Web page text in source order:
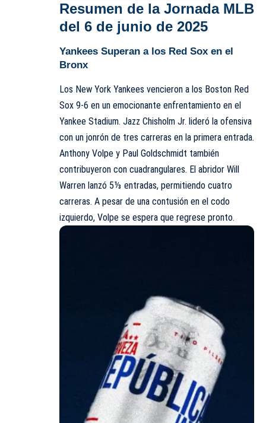
Resumen de la Jornada MLB
del 6 de junio de 2025
Yankees Superan a los Red Sox en el
Bronx
Los New York Yankees vencieron a los Boston Red
Sox 9-6 en un emocionante enfrentamiento en el
Yankee Stadium. Jazz Chisholm Jr. lideró la ofensiva
con un jonrón de tres carreras en la primera entrada.
Anthony Volpe y Paul Goldschmidt también
contribuyeron con cuadrangulares. El abridor Will
Warren lanzó 5⅓ entradas, permitiendo cuatro
carreras. A pesar de una contusión en el codo
izquierdo, Volpe se espera que regrese pronto.